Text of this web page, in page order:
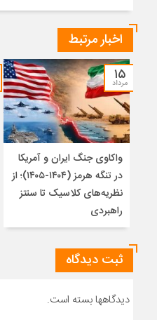
اخبار مرتبط
۱۵
مرداد
واکاوی جنگ ایران و آمریکا
در تنگه هرمز (۱۴۰۴-۱۴۰۵)؛ از
نظریه‌های کلاسیک تا سنتز
راهبردی
ثبت دیدگاه
دیدگاهها بسته است.